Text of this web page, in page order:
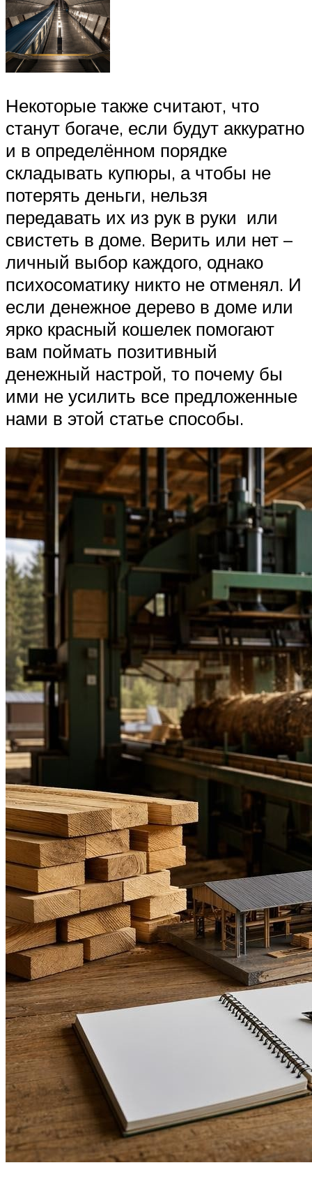
Некоторые также считают, что
станут богаче, если будут аккуратно
и в определённом порядке
складывать купюры, а чтобы не
потерять деньги, нельзя
передавать их из рук в руки или
свистеть в доме. Верить или нет –
личный выбор каждого, однако
психосоматику никто не отменял. И
если денежное дерево в доме или
ярко красный кошелек помогают
вам поймать позитивный
денежный настрой, то почему бы
ими не усилить все предложенные
нами в этой статье способы.